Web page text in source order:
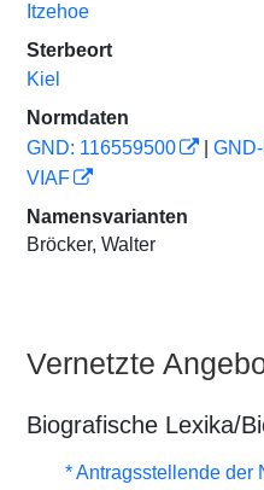
Itzehoe
Sterbeort
Kiel
Normdaten
GND: 116559500
VIAF
Namensvarianten
Bröcker, Walter
Vernetzte
Biografische Lexika/
* Antragsstellende der